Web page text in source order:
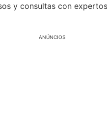
y consultas con
ANÚNCIOS